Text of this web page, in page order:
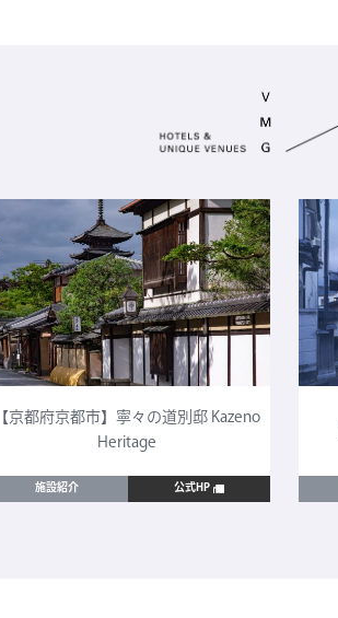
【京都府京都市】寧々の道別邸 Kazeno
Heritage
施設紹介 公式HP